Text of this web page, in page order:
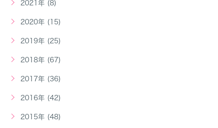
2021年 (8)
2020年 (15)
2019年 (25)
2018年 (67)
2017年 (36)
2016年 (42)
2015年 (48)